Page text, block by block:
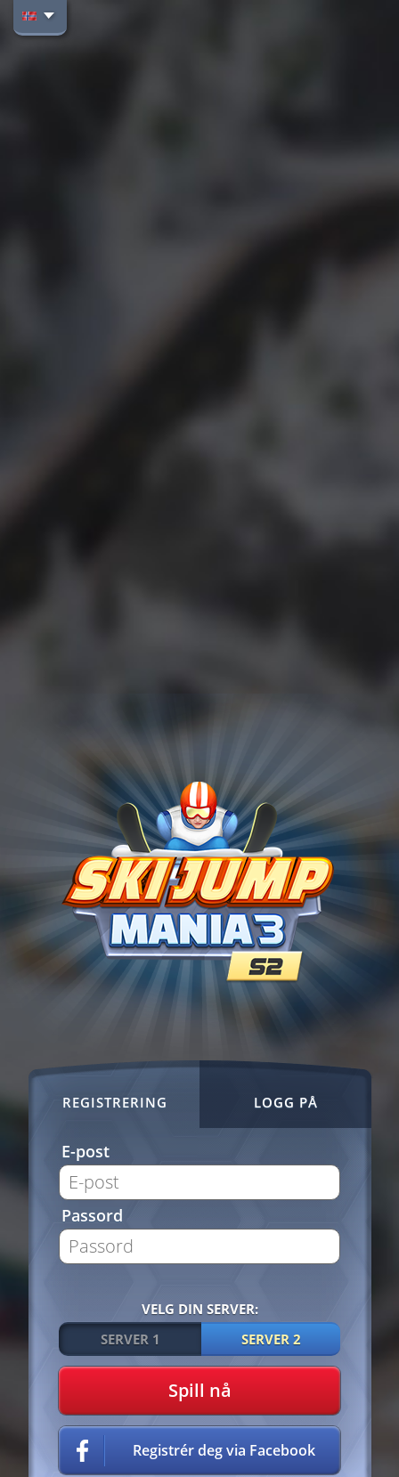
REGISTRERING LOGG PÅ
E-post
Passord
VELG DIN SERVER:
SERVER 1
SERVER 2
Spill nå
Registrér deg via Facebook